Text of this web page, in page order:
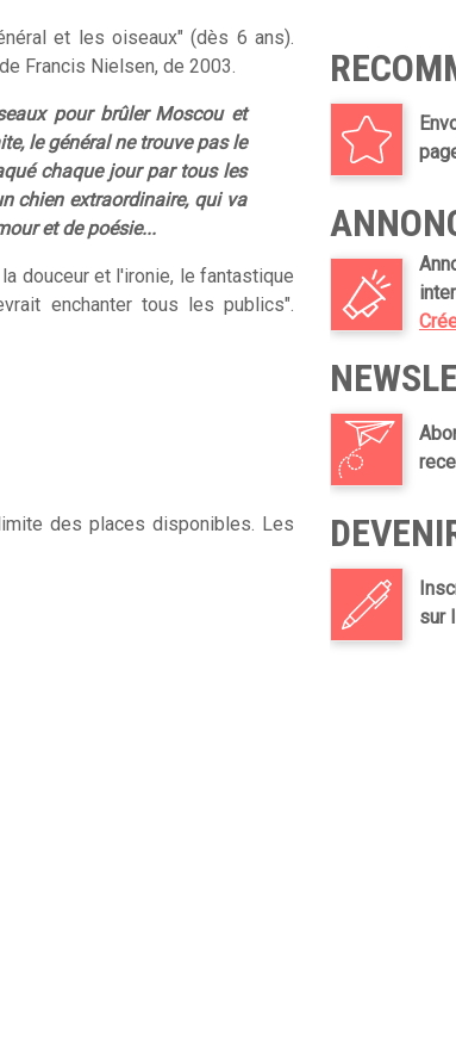
et les oiseaux" (dès 6 ans).
Francis Nielsen, de 2003.
pour brûler Moscou et
le général ne trouve pas le
chaque jour par tous les
chien extraordinaire, qui va
et de poésie...
douceur et l'ironie, le fantastique
enchanter tous les publics".
des places disponibles. Les
sur